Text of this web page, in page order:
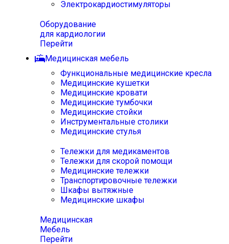
Электрокардиостимуляторы
Оборудование
для кардиологии
Перейти
Медицинская мебель
Функциональные медицинские кресла
Медицинские кушетки
Медицинские кровати
Медицинские тумбочки
Медицинские стойки
Инструментальные столики
Медицинские стулья
Тележки для медикаментов
Тележки для скорой помощи
Медицинские тележки
Транспортировочные тележки
Шкафы вытяжные
Медицинские шкафы
Медицинская
Мебель
Перейти